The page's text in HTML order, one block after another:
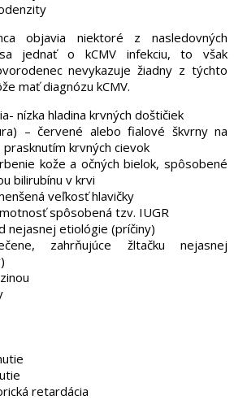
objavia niektoré z nasledovných
jednať o kCMV infekciu, to však
nevykazuje žiadny z týchto
mať diagnózu kCMV.
nízka hladina krvných doštičiek
– červené alebo fialové škvrny na
krvných cievok
kože a očných bielok, spôsobené
bilirubínu v krvi
veľkosť hlavičky
spôsobená tzv. IUGR
nejasnej etiológie (príčiny)
zahrňujúce žltačku nejasnej
retardácia